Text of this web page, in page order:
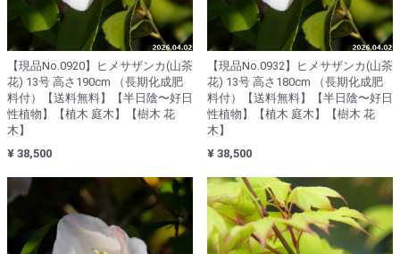
【現品No.0920】ヒメサザンカ(山茶
花) 13号 高さ190cm （長期化成肥
料付）【送料無料】【半日陰〜好日
性植物】【植木 庭木】【樹木 花
木】
¥ 38,500
【現品No.0932】ヒメサザンカ(山茶
花) 13号 高さ180cm （長期化成肥
料付）【送料無料】【半日陰〜好日
性植物】【植木 庭木】【樹木 花
木】
¥ 38,500